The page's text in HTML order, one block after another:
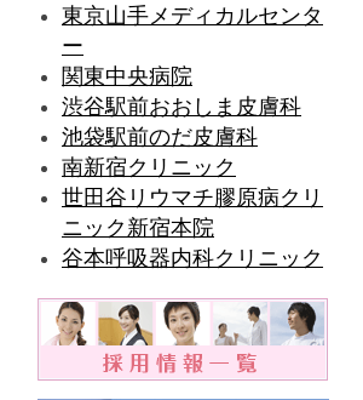
東京山手メディカルセンタ
ー
関東中央病院
渋谷駅前おおしま皮膚科
池袋駅前のだ皮膚科
南新宿クリニック
世田谷リウマチ膠原病クリ
ニック新宿本院
谷本呼吸器内科クリニック